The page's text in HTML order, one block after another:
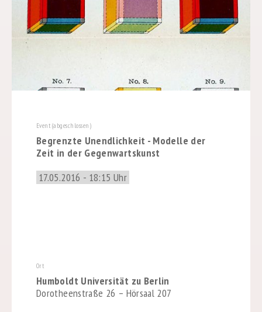
Event (abgeschlossen)
Begrenzte Unendlichkeit - Modelle der
Zeit in der Gegenwartskunst
17.05.2016 - 18:15 Uhr
Ort
Humboldt Universität zu Berlin
Dorotheenstraße 26 – Hörsaal 207